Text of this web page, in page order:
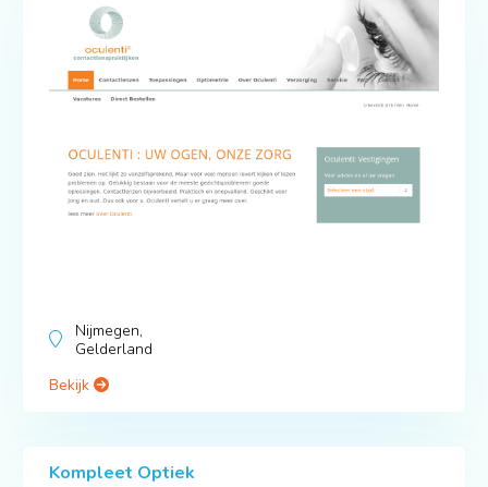
Nijmegen,
Gelderland
Bekijk
Kompleet Optiek